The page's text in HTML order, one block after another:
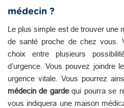
médecin ?
Le plus simple est de trouver une
de santé proche de chez vous.
choix entre plusieurs
d’urgence. Vous pouvez joindre
urgence vitale. Vous pourrez
médecin de gardequi pourra se
vous indiquera une maison